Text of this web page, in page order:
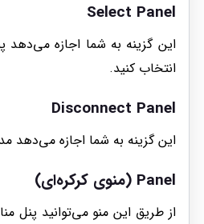
Select Panel
این گزینه به شما اجازه می‌دهد
انتخاب کنید.
Disconnect Panel
این گزینه به شما اجازه می‌دهد
Panel (منوی کرکره‌ای)
از طریق این منو می‌توانید پنل